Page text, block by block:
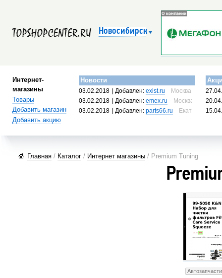
Новосибирск
Интернет-
магазины
Товары
Добавить магазин
Добавить акцию
Новости
03.02.2018 | Добавлен:exist.ru
Москва, Россия
03.02.2018
| Добавлен:emex.ru
Москва, Россия
03.02.2018
| Добавлен:parts66.ru Екатеринбург,
Главная / Каталог / Интернет магазины / Premium Tuning